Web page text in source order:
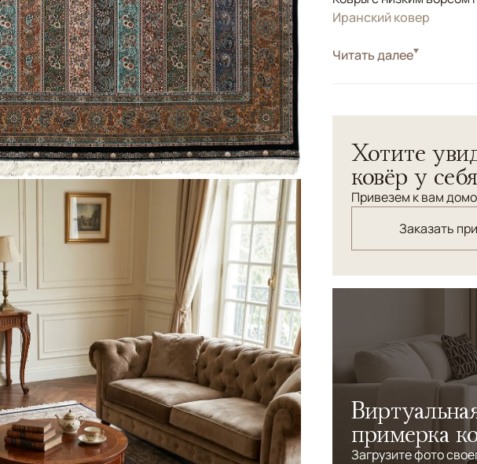
Иранский ковер
СтильКлассические
ковроткачества
высокотехнологичном
узора. Важную роль
вручную из
мойка, раскрывающая
Читать далее
Хотите
ковёр у
Привезем к вам
Заказать
примерка
Загрузите фото